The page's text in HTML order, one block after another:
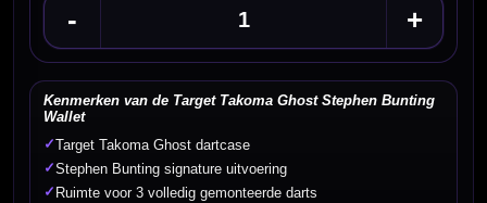
Kenmerken van de Target Takoma Ghost Stephen Bunting
Wallet
✓ Target Takoma Ghost dartcase
✓Stephen Bunting signature uitvoering
✓ Ruimte voor 3 volledig gemonteerde darts
- +